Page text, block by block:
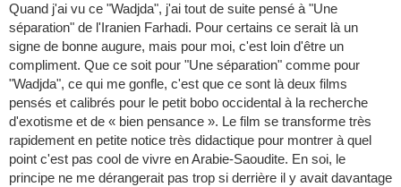
Quand j'ai vu ce "Wadjda", j'ai tout de suite pensé à "Une
séparation" de l'Iranien Farhadi. Pour certains ce serait là un
signe de bonne augure, mais pour moi, c'est loin d'être un
compliment. Que ce soit pour "Une séparation" comme pour
"Wadjda", ce qui me gonfle, c'est que ce sont là deux films
pensés et calibrés pour le petit bobo occidental à la recherche
d'exotisme et de « bien pensance ». Le film se transforme très
rapidement en petite notice très didactique pour montrer à quel
point c'est pas cool de vivre en Arabie-Saoudite. En soi, le
principe ne me dérangerait pas trop si derrière il y avait davantage